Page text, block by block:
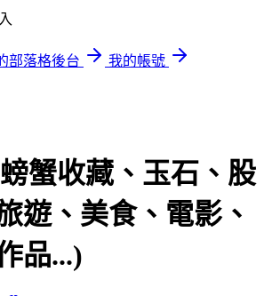
部落格後台
我的帳號
蟹收藏、玉石、股
遊、美食、電影、
品...)